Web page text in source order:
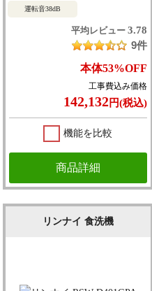
運転音38dB
平均レビュー 3.78
9件
本体53%OFF
工事費込み価格
142,132円(税込)
機能を比較
商品詳細
リンナイ 食洗機